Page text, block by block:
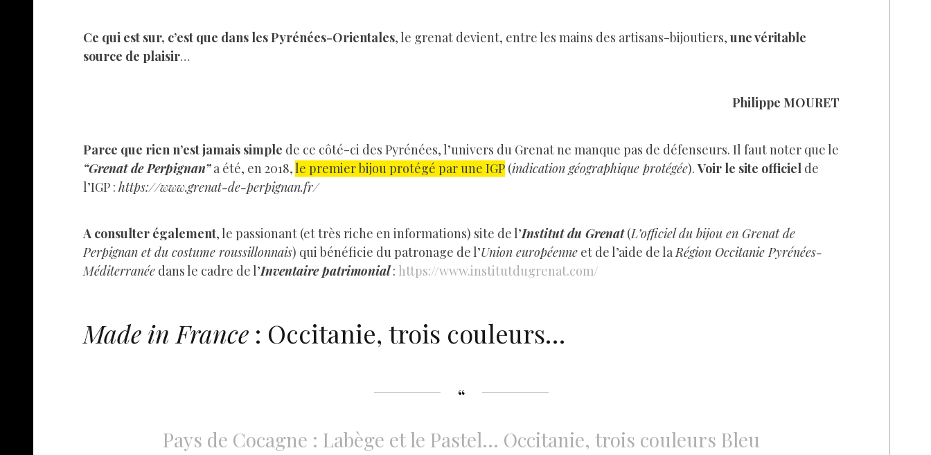
Ce qui est sur, c’est que dans les Pyrénées-Orientales, le grenat devient, entre les mains des artisans-bijoutiers, une véritable
source de plaisir…
Philippe MOURET
Parce que rien n’est jamais simple de ce côté-ci des Pyrénées, l’univers du Grenat ne manque pas de défenseurs. Il faut noter que le
“Grenat de Perpignan”a été, en 2018,le premier bijou protégé par une IGP (indication géographique protégée).Voir le site officiel de
l’IGP : https://www.grenat-de-perpignan.fr/
A consulter également, le passionant (et très riche en informations) site de l’Institut du Grenat(L’officiel du bijou en Grenat de
Perpignan et du costume roussillonnais) qui bénéficie du patronage de l’Union européenne et de l’aide de laRégion Occitanie Pyrénées-
Méditerranée dans le cadre de l’Inventaire patrimonial: https://www.institutdugrenat.com/
Made in France : Occitanie, trois couleurs…
Pays de Cocagne : Labège et le Pastel… Occitanie, trois couleurs Bleu